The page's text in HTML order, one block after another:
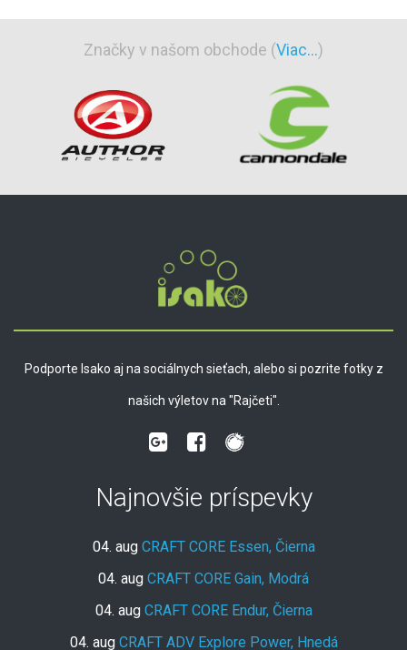
Značky v našom obchode (Viac...)
Podporte Isako aj na sociálnych sieťach, alebo si pozrite fotky z
našich výletov na "Rajčeti".
Najnovšie príspevky
04. aug CRAFT CORE Essen, Čierna
04. aug CRAFT CORE Gain, Modrá
04. aug CRAFT CORE Endur, Čierna
04. aug CRAFT ADV Explore Power, Hnedá